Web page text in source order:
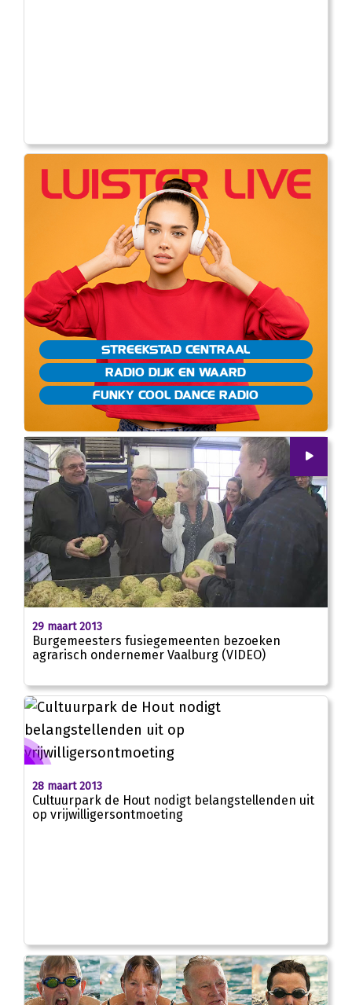
STREEKSTAD CENTRAAL
RADIO DIJK EN WAARD
FUNKY COOL DANCE RADIO
00:00
29 maart 2013
Burgemeesters fusiegemeenten bezoeken
agrarisch ondernemer Vaalburg (VIDEO)
28 maart 2013
Cultuurpark de Hout nodigt belangstellenden uit
op vrijwilligersontmoeting